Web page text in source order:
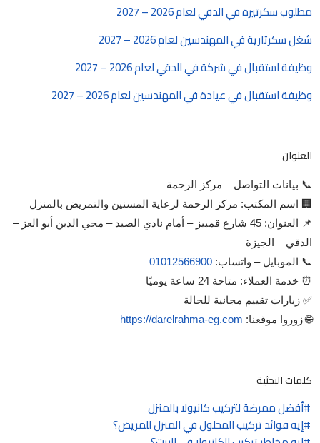
مطلوب سكرتيرة في الدقي لعام 2026 – 2027
شغل سكرتارية في المهندسين لعام 2026 – 2027
وظيفة استقبال في شركة في الدقي لعام 2026 – 2027
وظيفة استقبال في عيادة في المهندسين لعام 2026 – 2027
العنوان
📞 بيانات التواصل – مركز الرحمة
🏢 اسم المكتب: مركز الرحمة لرعاية المسنين والتمريض بالمنزل
📌 العنوان: 45 شارع قمبيز – أمام نادي الصيد – محي الدين أبو العز –
الدقي – الجيزة
📞 الموبايل – واتساب:01012566900
⏰ خدمة العملاء: متاحة 24 ساعة يوميًا
✅ زيارات تقييم مجانية للحالة
🌐 زوروا موقعنا: https://darelrahma-eg.com
كلمات البحثية
أفضل ممرضة لتركيب كانيولا بالمنزل
إيه فوائد تركيب المحلول في المنزل للمريض؟